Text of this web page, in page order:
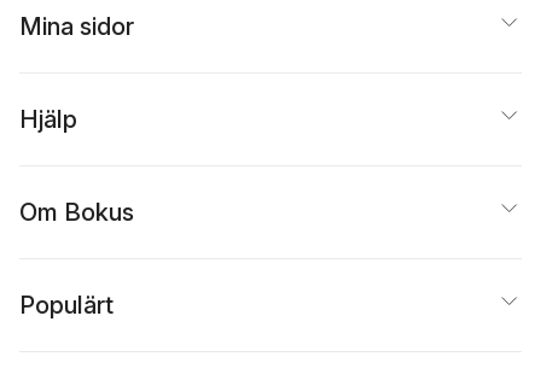
Mina sidor
Hjälp
Om Bokus
Populärt